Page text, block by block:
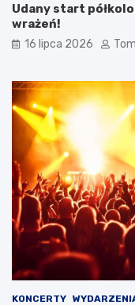
Udany start
wrażeń!
16 lipca 2026
KONCERTY